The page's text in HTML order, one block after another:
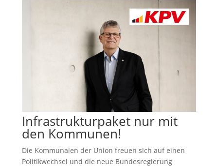
Infrastrukturpaket nur mit
den Kommunen!
Die Kommunalen der Union freuen sich auf einen
Politikwechsel und die neue Bundesregierung